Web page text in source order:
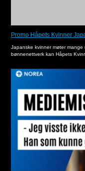
Promo Håpets Kvinner
Japanske kvinner møter
bønnenettverk kan Håpets